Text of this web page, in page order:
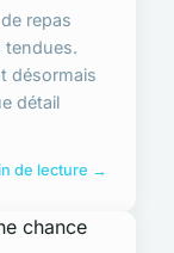
repas
tendues.
désormais
détail
de lecture →